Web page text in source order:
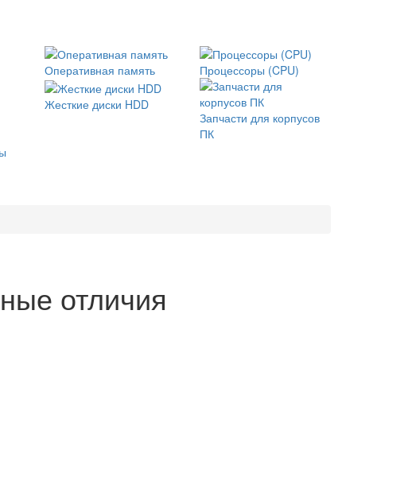
Оперативная память Процессоры (CPU)
Жесткие диски HDD
Запчасти для корпусов
ПК
отличия